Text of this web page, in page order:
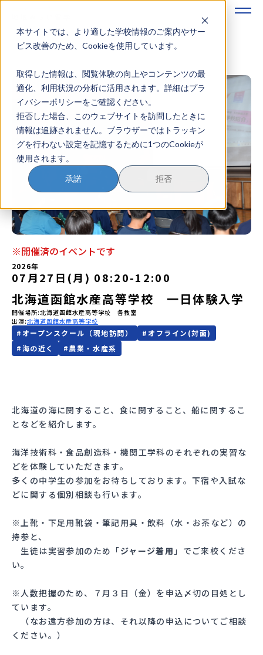
本サイトでは、より適した学校情報のご案内やサー
ビス改善のため、Cookieを使用しています。
取得した情報は、閲覧体験の向上やコンテンツの最
適化、利用状況の分析に活用されます。詳細はプラ
イバシーポリシーをご確認ください。
拒否した場合、このウェブサイトを訪問したときに
情報は追跡されません。ブラウザーではトラッキン
グを行わない設定を記憶するために1つのCookieが
使用されます。
承諾 拒否
地域みらい留学のすすめかた
地域みらい留学とは
学校を探す
イベントを探す
おためし地域留学
マガジン
奨学金について
？ イベント参加方法
会員登録 MYページログイン
※開催済のイベントです
2026年
07月27日(月) 08:20-12:00
北海道函館水産高等学校 一日体験入学
開催場所 北海道函館水産高等学校 各教室
出演 北海道函館水産高等学校
#オープンスクール（現地訪問） #オフライン(対面)
#海の近く #農業・水産系
北海道の海に関すること、食に関すること、船に関するこ
となどを紹介します。
海洋技術科・食品創造科・機関工学科のそれぞれの実習な
どを体験していただきます。
多くの中学生の参加をお待ちしております。下宿や入試な
どに関する個別相談も行います。
※上靴・下足用靴袋・筆記用具・飲料（水・お茶など）の
持参と、
生徒は実習参加のため「ジャージ着用」でご来校くださ
い。
※人数把握のため、７月３日（金）を申込〆切の目処とし
ています。
（なお遠方参加の方は、それ以降の申込についてご相談
ください。）